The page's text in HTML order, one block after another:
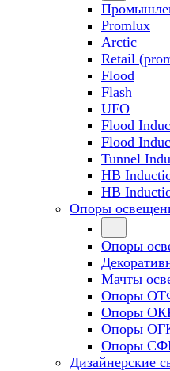
Promlux
Arctic
Retail
Flood
Flash
UFO
Flood
Flood
Tunnel
HB
HB
Опоры
Опоры
Мачты
Опоры
Опоры
Опоры
Опоры
Дизайнерские